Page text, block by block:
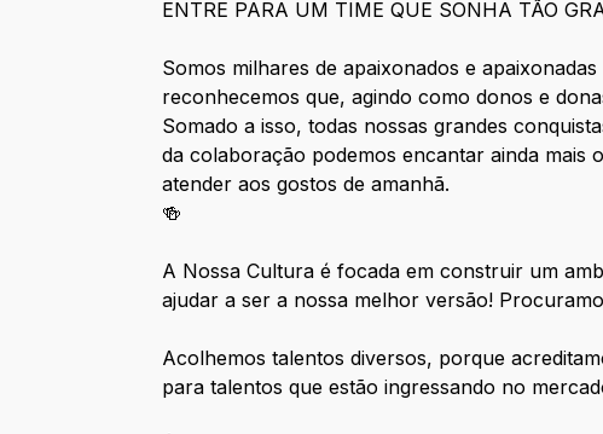
ENTRE PARA UM TIME QUE SONHA TÃO
Somos milhares de apaixonados e
reconhecemos que, agindo como donos e
Somado a isso, todas nossas grandes
da colaboração podemos encantar ainda mais
atender aos gostos de amanhã.
🍻
A Nossa Cultura é focada em construir um
ajudar a ser a nossa melhor versão!
Acolhemos talentos diversos, porque
para talentos que estão ingressando no